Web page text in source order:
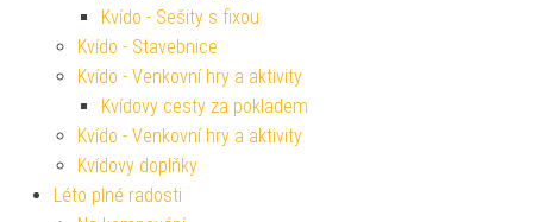
Kvído - Sešity s fixou
Kvído - Stavebnice
Kvído - Venkovní hry a aktivity
Kvídovy cesty za pokladem
Kvído - Venkovní hry a aktivity
Kvídovy doplňky
Léto plné radosti